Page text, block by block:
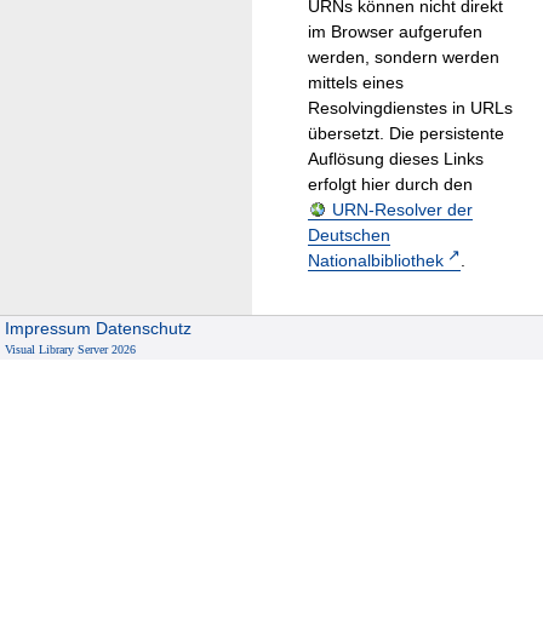
URNs können nicht direkt
im Browser aufgerufen
werden, sondern werden
mittels eines
Resolvingdienstes in URLs
übersetzt. Die persistente
Auflösung dieses Links
erfolgt hier durch den
URN-Resolver der
Deutschen
Nationalbibliothek
.
Impressum Datenschutz
Visual Library Server 2026